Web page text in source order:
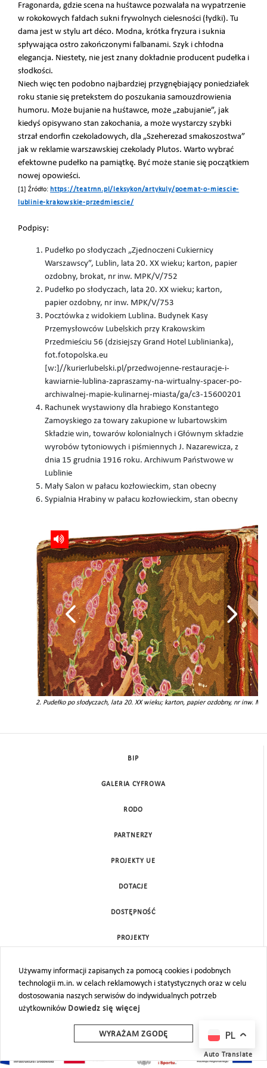
Fragonarda, gdzie scena na huśtawce pozwalała na wypatrzenie
w rokokowych fałdach sukni frywolnych cielesności (łydki). Tu
dama jest w stylu art déco. Modna, krótka fryzura i suknia
spływająca ostro zakończonymi falbanami. Szyk i chłodna
elegancja. Niestety, nie jest znany dokładnie producent pudełka i
słodkości.
Niech więc ten podobno najbardziej przygnębiający poniedziałek
roku stanie się pretekstem do poszukania samouzdrowienia
humoru. Może bujanie na huśtawce, może „zabujanie”, jak
kiedyś opisywano stan zakochania, a może wystarczy szybki
strzał endorfin czekoladowych, dla „Szeherezad smakoszostwa”
jak w reklamie warszawskiej czekolady Plutos. Warto wybrać
efektowne pudełko na pamiątkę. Być może stanie się początkiem
nowej opowieści.
[1] Źródło: https://teatrnn.pl/leksykon/artykuly/poemat-o-miescie-
lublinie-krakowskie-przedmiescie/
Podpisy:
Pudełko po słodyczach „Zjednoczeni Cukiernicy
Warszawscy”, Lublin, lata 20. XX wieku; karton, papier
ozdobny, brokat, nr inw. MPK/V/752
Pudełko po słodyczach, lata 20. XX wieku; karton,
papier ozdobny, nr inw. MPK/V/753
Pocztówka z widokiem Lublina. Budynek Kasy
Przemysłowców Lubelskich przy Krakowskim
Przedmieściu 56 (dzisiejszy Grand Hotel Lublinianka),
fot.fotopolska.eu
[w:]//kurierlubelski.pl/przedwojenne-restauracje-i-
kawiarnie-lublina-zapraszamy-na-wirtualny-spacer-po-
archiwalnej-mapie-kulinarnej-miasta/ga/c3-15600201
Rachunek wystawiony dla hrabiego Konstantego
Zamoyskiego za towary zakupione w lubartowskim
Składzie win, towarów kolonialnych i Głównym składzie
wyrobów tytoniowych i piśmiennych J. Nazarewicza, z
dnia 15 grudnia 1916 roku. Archiwum Państwowe w
Lublinie
Mały Salon w pałacu kozłowieckim, stan obecny
Sypialnia Hrabiny w pałacu kozłowieckim, stan obecny
2. Pudełko po słodyczach, lata 20. XX wieku; karton, papier ozdobny, nr inw.
Używamy informacji zapisanych za pomocą cookies i podobnych
technologii m.in. w celach reklamowych i statystycznych oraz w celu
dostosowania naszych serwisów do indywidualnych potrzeb
użytkowników Dowiedz się więcej
WYRAŻAM ZGODĘ
BIP
GALERIA CYFROWA
RODO
PARTNERZY
PROJEKTY UE
DOTACJE
DOSTĘPNOŚĆ
PROJEKTY
MAPA STRONY
PL
Auto Translate